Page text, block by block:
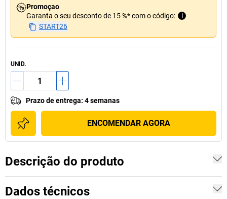
Promoçao
Garanta o seu desconto de 15 %* com o código:
i
START26
UNID.
Prazo de entrega: 4 semanas
ENCOMENDAR AGORA
Descrição do produto
Dados técnicos